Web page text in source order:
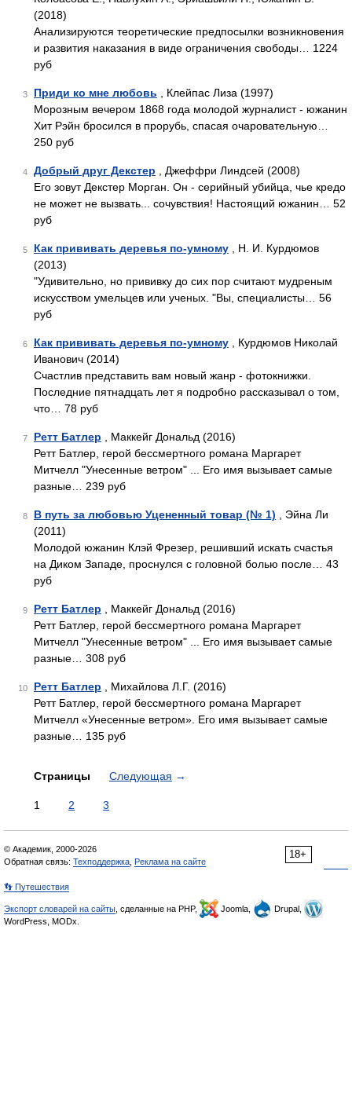
(2018)
Анализируются теоретические предпосылки возникновения
и развития наказания в виде ограничения свободы… 1224
руб
3 Приди ко мне любовь , Клейпас Лиза (1997)
Морозным вечером 1868 года молодой журналист - южанин
Хит Рэйн бросился в прорубь, спасая очаровательную…
250 руб
4 Добрый друг Декстер , Джеффри Линдсей (2008)
Его зовут Декстер Морган. Он - серийный убийца, чье кредо
не может не вызвать... сочувствия! Настоящий южанин… 52
руб
5 Как прививать деревья по-умному , Н. И. Курдюмов
(2013)
"Удивительно, но прививку до сих пор считают мудреным
искусством умельцев или ученых. "Вы, специалисты… 56
руб
6 Как прививать деревья по-умному , Курдюмов Николай
Иванович (2014)
Счастлив представить вам новый жанр - фотокнижки.
Последние пятнадцать лет я подробно рассказывал о том,
что… 78 руб
7 Ретт Батлер , Маккейг Дональд (2016)
Ретт Батлер, герой бессмертного романа Маргарет
Митчелл "Унесенные ветром" ... Его имя вызывает самые
разные… 239 руб
8 В путь за любовью Уцененный товар (№ 1) , Эйна Ли
(2011)
Молодой южанин Клэй Фрезер, решивший искать счастья
на Диком Западе, проснулся с головной болью после… 43
руб
9 Ретт Батлер , Маккейг Дональд (2016)
Ретт Батлер, герой бессмертного романа Маргарет
Митчелл "Унесенные ветром" ... Его имя вызывает самые
разные… 308 руб
10 Ретт Батлер , Михайлова Л.Г. (2016)
Ретт Батлер, герой бессмертного романа Маргарет
Митчелл «Унесенные ветром». Его имя вызывает самые
разные… 135 руб
Страницы Следующая →
1 2 3
18+
© Академик, 2000-2026
Обратная связь: Техподдержка Реклама на сайте
👣 Путешествия
Экспорт словарей на сайты , сделанные на PHP, Joomla,
Drupal,
WordPress, MODx.